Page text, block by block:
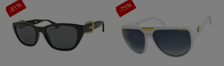
-81% -75%